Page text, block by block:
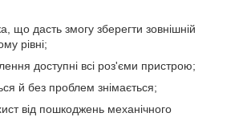
що дасть змогу зберегти зовнішній
рівні;
доступні всі роз'єми пристрою;
й без проблем знімається;
від пошкоджень механічного